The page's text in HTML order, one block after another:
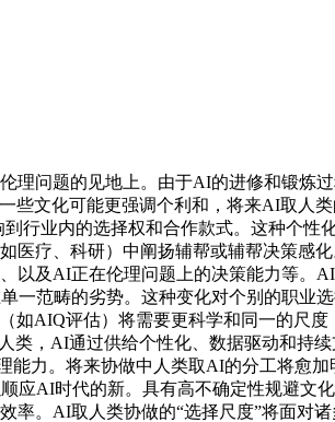
问题的见地上。由于AI的进修和锻炼
文化可能更强调个利和，将来AI取人
行业内的选择权和合作款式。这种个性
疗、科研）中阐扬辅帮或辅帮决策感
以及AI正在伦理问题上的决策能力等。
一范畴的劣势。这种变化对个别的职业
如AIQ评估）将需要更科学和同一的尺
类，AI通过供给个性化、数据驱动和持
力。将来协做中人类取AI的分工将愈
应AI时代的新。具有高不确定性规避文
。AI取人类协做的“选择尺度”将面对